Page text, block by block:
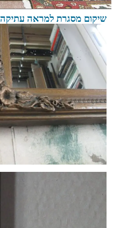
שיקום מסגרת למראה עתיקה